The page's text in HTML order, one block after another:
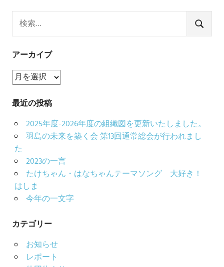
索:
検
索
アーカイブ
ア
ー
カ
ブ
最近の投稿
2025年度-2026年度の組織図を更新いたしました。
羽島の未来を築く会 第13回通常総会が行われまし
た
2023の一言
たけちゃん・はなちゃんテーマソング 大好き！
はしま
今年の一文字
カテゴリー
お知らせ
レポート